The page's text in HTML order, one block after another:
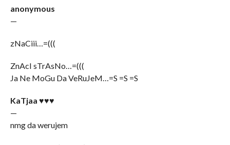
anonymous
—
zNaCiii…=(((
ZnAcI sTrAsNo…=(((
Ja Ne MoGu Da VeRuJeM…=S =S =S
KaTjaa ♥♥♥
—
nmg da werujem